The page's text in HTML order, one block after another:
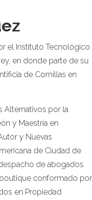
el Instituto Tecnológico
en donde parte de su
de Comillas en
Alternativos por la
y Maestría en
y Nuevas
de Ciudad de
de abogados
conformado por
en Propiedad